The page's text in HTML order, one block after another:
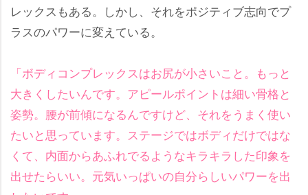
レックスもある。しかし、それをポジティブ志向でプ
ラスのパワーに変えている。
「ボディコンプレックスはお尻が小さいこと。もっと
大きくしたいんです。アピールポイントは細い骨格と
姿勢。腰が前傾になるんですけど、それをうまく使い
たいと思っています。ステージではボディだけではな
くて、内面からあふれでるようなキラキラした印象を
出せたらいい。元気いっぱいの自分らしいパワーを出